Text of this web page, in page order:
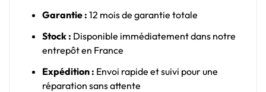
Garantie : 12 mois de garantie totale
Stock : Disponible immédiatement dans notre
entrepôt en France
Expédition : Envoi rapide et suivi pour une
réparation sans attente